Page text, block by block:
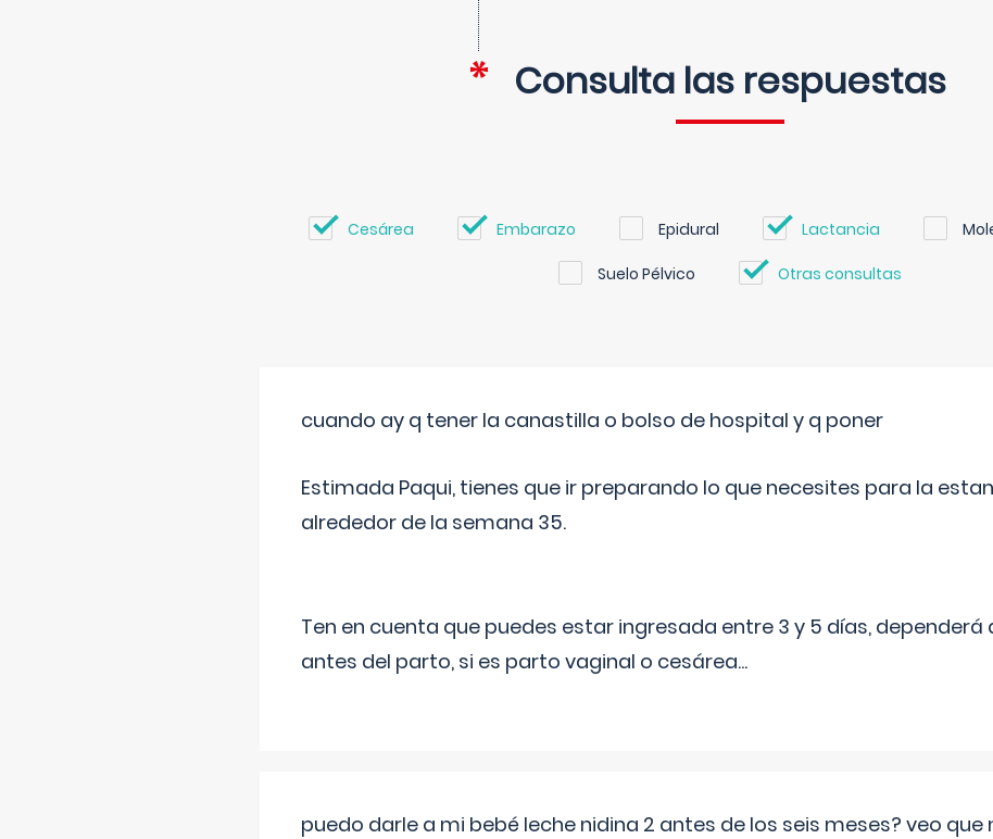
Consulta las respuestas
Cesárea Embarazo Epidural Lactancia
Suelo Pélvico Otras consultas
cuando ay q tener la canastilla o bolso de hospital y q poner
Estimada Paqui, tienes que ir preparando lo que necesites para la
alrededor de la semana 35.
Ten en cuenta que puedes estar ingresada entre 3 y 5 días, dependerá
antes del parto, si es parto vaginal o cesárea...
puedo darle a mi bebé leche nidina 2 antes de los seis meses? veo que